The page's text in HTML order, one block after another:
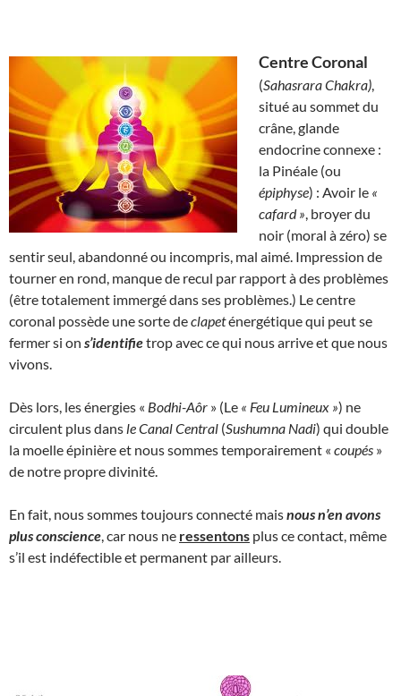
Centre Coronal
(Sahasrara Chakra)
situé au sommet du
crâne, glande
endocrine connexe :
la Pinéale (ou
épiphyse) : Avoir le «
cafard » , broyer du
noir (moral à zéro) se
sentir seul, abandonné ou incompris, mal aimé. Impression de
tourner en rond, manque de recul par rapport à des problèmes
(être totalement immergé dans ses problèmes.) Le centre
coronal possède une sorte declapeténergétique qui peut se
fermer si on s’identifietrop avec ce qui nous arrive et que nous
vivons.
Dès lors, les énergies « Bodhi-Aôr » (Le « Feu Lumineux ») ne
circulent plus dans le Canal Central (Sushumna Nadi) qui double
la moelle épinière et nous sommes temporairement « coupés »
de notre propre divinité.
En fait, nous sommes toujours connecté maisnous n’en avons
plus conscience , car nous ne ressentons plus ce contact, même
s’il est indéfectible et permanent par ailleurs.